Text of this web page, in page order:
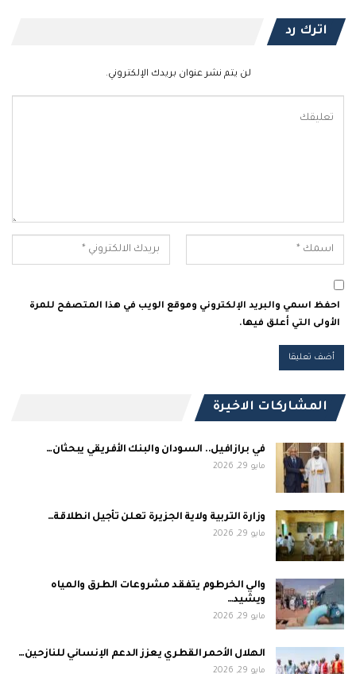
اترك رد
لن يتم نشر عنوان بريدك الإلكتروني.
احفظ اسمي والبريد الإلكتروني وموقع الويب في هذا المتصفح للمرة
الأولى التي أعلق فيها.
المشاركات الاخيرة
في برازافيل.. السودان والبنك الأفريقي يبحثان…
مايو 29, 2026
وزارة التربية ولاية الجزيرة تعلن تأجيل انطلاقة…
مايو 29, 2026
والي الخرطوم يتفقد مشروعات الطرق والمياه
ويشيد…
مايو 29, 2026
الهلال الأحمر القطري يعزز الدعم الإنساني للنازحين…
مايو 29, 2026